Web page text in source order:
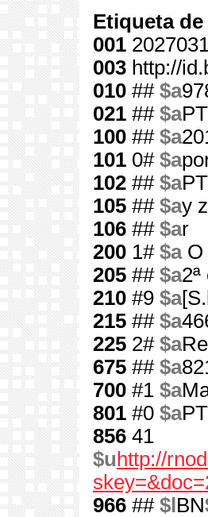
Etiqueta
001
003 http://
010 ## $a
021 ## $aPT
100 ## $a
101 0# $a
102 ## $aPT
105 ## $ay
106 ## $ar
200 1# $aO
205 ## $a2ª
210 #9 $a
215 ## $a
225 2# $a
675 ## $a
700 #1 $a
801 #0 $aPT
856 41
$u http://
966 ## $l BN